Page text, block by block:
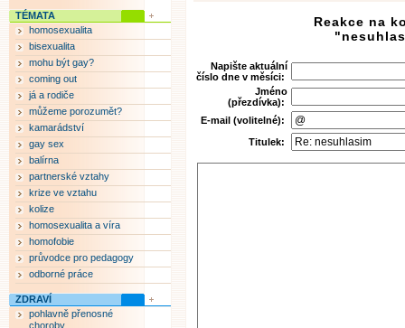
Reakce na
Napište aktuální
číslo dne v měsíci:
Jméno
(přezdívka):
E-mail (volitelné):
Titulek:
TÉMATA
homosexualita
bisexualita
mohu být gay?
coming out
já a rodiče
můžeme porozumět?
kamarádství
gay sex
balírna
partnerské vztahy
krize ve vztahu
kolize
homosexualita a víra
homofobie
průvodce pro pedagogy
odborné práce
ZDRAVÍ
pohlavně přenosné
choroby